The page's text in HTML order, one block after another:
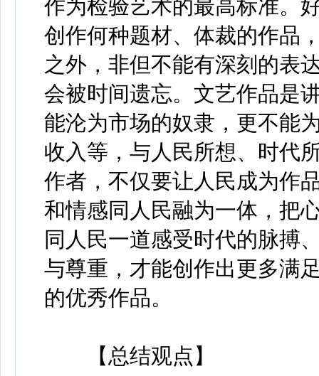
作为检验艺术的最高标准。
创作何种题材、体裁的作品
之外，非但不能有深刻的表
会被时间遗忘。文艺作品是
能沦为市场的奴隶，更不能
收入等，与人民所想、时代
作者，不仅要让人民成为作
和情感同人民融为一体，把
同人民一道感受时代的脉搏
与尊重，才能创作出更多满
的优秀作品。
【总结观点】